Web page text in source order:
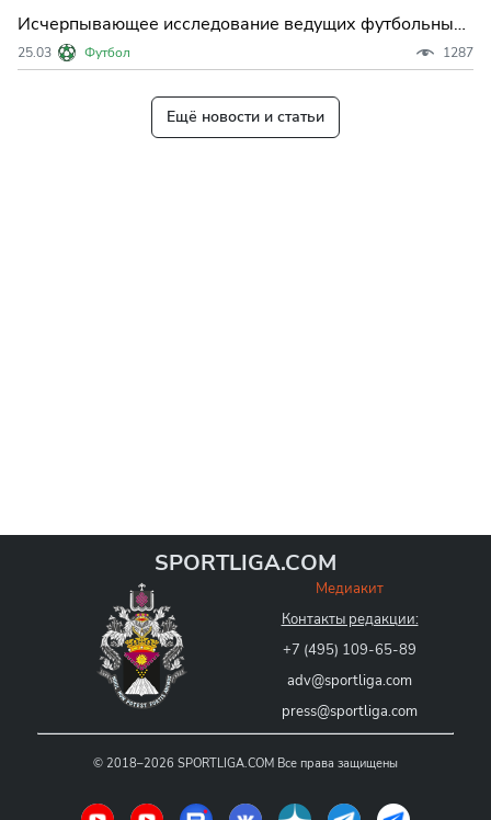
Исчерпывающее исследование ведущих футбольных
академий мира. Анализ систем «Ла Масии», «Аякса»,
«Бенфики» и империи «Ред Булл». Как современные
футболистов в высокотехнологичную индустрию с
оборотом в сотни
25.03 Футбол 1287
Ещё новости и статьи
SPORTLIGA.COM
Медиакит
Контакты редакции:
+7 (495) 109-65-89
adv@sportliga.com
press@sportliga.com
© 2018–2026 SPORTLIGA.COM Все права защищены